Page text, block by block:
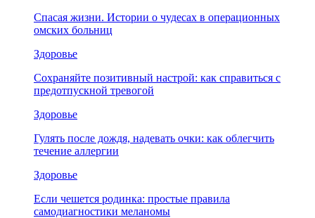
Спасая жизни. Истории о чудесах в операционных
омских больниц
Здоровье
Сохраняйте позитивный настрой: как справиться с
предотпускной тревогой
Здоровье
Гулять после дождя, надевать очки: как облегчить
течение аллергии
Здоровье
Если чешется родинка: простые правила
самодиагностики меланомы